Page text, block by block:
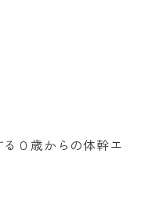
０歳からの体幹エ